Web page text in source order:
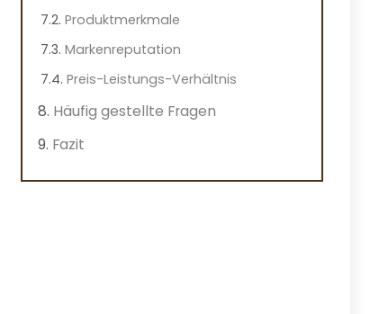
Produktmerkmale
Markenreputation
Preis-Leistungs-Verhältnis
Häufig gestellte Fragen
Fazit